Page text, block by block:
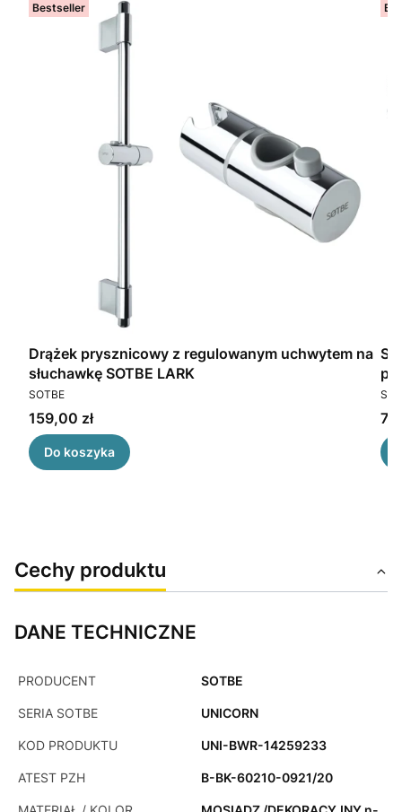
Bestseller
Drążek prysznicowy z regulowanym uchwytem na
słuchawkę SOTBE LARK
PRODUCENT
SOTBE
Cena
159,00 zł
Do koszyka
Cechy produktu
DANE TECHNICZNE
PRODUCENT SOTBE
SERIA SOTBE UNICORN
KOD PRODUKTU UNI-BWR-14259233
ATEST PZH B-BK-60210-0921/20